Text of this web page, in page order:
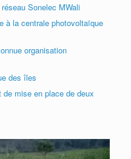
Sonelec MWali
à la centrale photovoltaïque
organisation
des îles
mise en place de deux